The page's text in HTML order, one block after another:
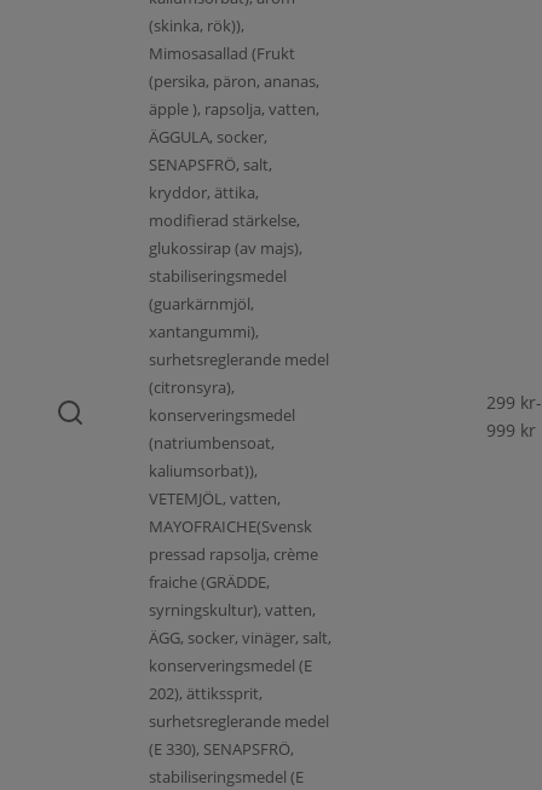
(skinka, rök)),
Mimosasallad (Frukt
(persika, päron, ananas,
äpple ), rapsolja, vatten,
ÄGGULA, socker,
SENAPSFRÖ, salt,
kryddor, ättika,
modifierad stärkelse,
glukossirap (av majs),
stabiliseringsmedel
(guarkärnmjöl,
xantangummi),
surhetsreglerande medel
(citronsyra),
konserveringsmedel
(natriumbensoat,
kaliumsorbat)),
VETEMJÖL, vatten,
MAYOFRAICHE(Svensk
pressad rapsolja, crème
fraiche (GRÄDDE,
syrningskultur), vatten,
ÄGG, socker, vinäger, salt,
konserveringsmedel (E
202), ättikssprit,
surhetsreglerande medel
(E 330), SENAPSFRÖ,
stabiliseringsmedel (E
299 kr-
999 kr